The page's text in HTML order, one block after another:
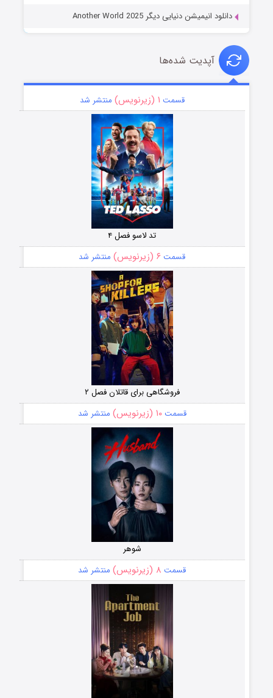
دانلود انیمیشن دنیایی دیگر Another World 2025
آپدیت شده‌ها
قسمت ۱ (زیرنویس) منتشر شد
تد لاسو فصل ۴
قسمت ۶ (زیرنویس) منتشر شد
فروشگاهی برای قاتلان فصل ۲
قسمت۱۰ (زیرنویس) منتشر شد
شوهر
قسمت ۸ (زیرنویس) منتشر شد